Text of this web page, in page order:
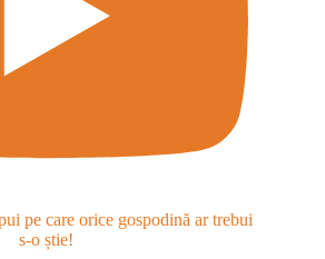
pe care orice gospodină ar trebui
s-o știe!